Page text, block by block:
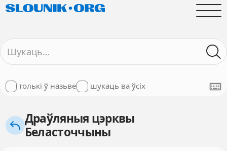
толькі ў назьве шукаць ва ўсіх
Драўляныя цэрквы
Беласточчыны